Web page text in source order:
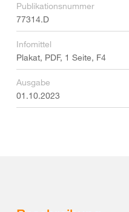
Publikationsnummer
77314.D
Infomittel
Plakat, PDF, 1 Seite, F4
Ausgabe
01.10.2023